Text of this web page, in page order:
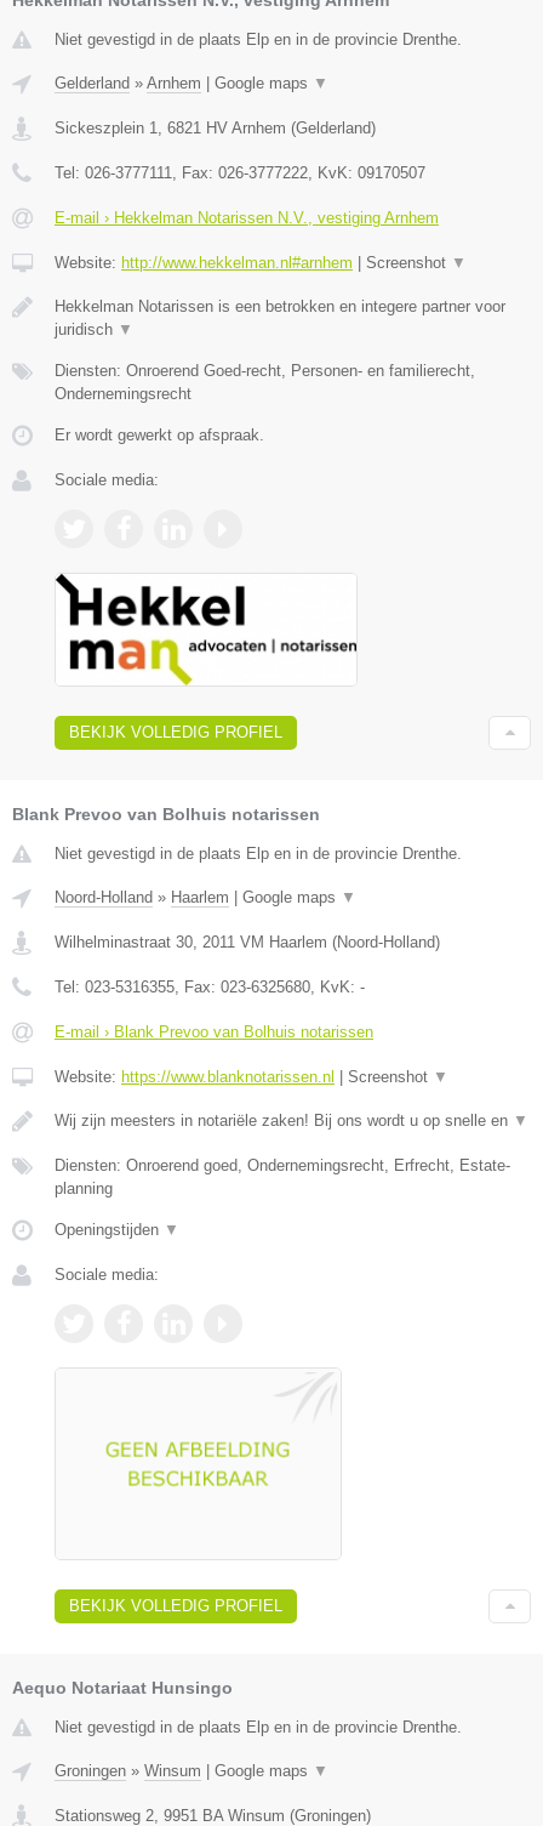
Niet gevestigd in de plaats Elp en in de provincie Drenthe.
Gelderland » Arnhem Google maps ▼
Sickeszplein 1 6821 HV Arnhem (Gelderland)
Tel: 026-3777111 , Fax: 026-3777222 , KvK: 09170507
E-mail › Hekkelman Notarissen N.V., vestiging Arnhem
Website: http://www.hekkelman.nl#arnhem Screenshot ▼
Hekkelman Notarissen is een betrokken en integere partner voor
juridisch ▼
Diensten: Onroerend Goed-recht, Personen- en familierecht,
Ondernemingsrecht
Er wordt gewerkt op afspraak.
Sociale media:
BEKIJK VOLLEDIG PROFIEL
Blank Prevoo van Bolhuis notarissen
Niet gevestigd in de plaats Elp en in de provincie Drenthe.
Noord-Holland » Haarlem Google maps ▼
Wilhelminastraat 30, 2011 VM Haarlem (Noord-Holland)
Tel: 023-5316355, Fax: 023-6325680, KvK: -
E-mail › Blank Prevoo van Bolhuis notarissen
Website: https://www.blanknotarissen.nl Screenshot ▼
Wij zijn meesters in notariële zaken! Bij ons wordt u op snelle en ▼
Diensten: Onroerend goed, Ondernemingsrecht, Erfrecht, Estate-
planning
Openingstijden ▼
Sociale media:
BEKIJK VOLLEDIG PROFIEL
Aequo Notariaat Hunsingo
Niet gevestigd in de plaats Elp en in de provincie Drenthe.
Groningen » Winsum Google maps ▼
Stationsweg 2 9951 BA Winsum (Groningen)